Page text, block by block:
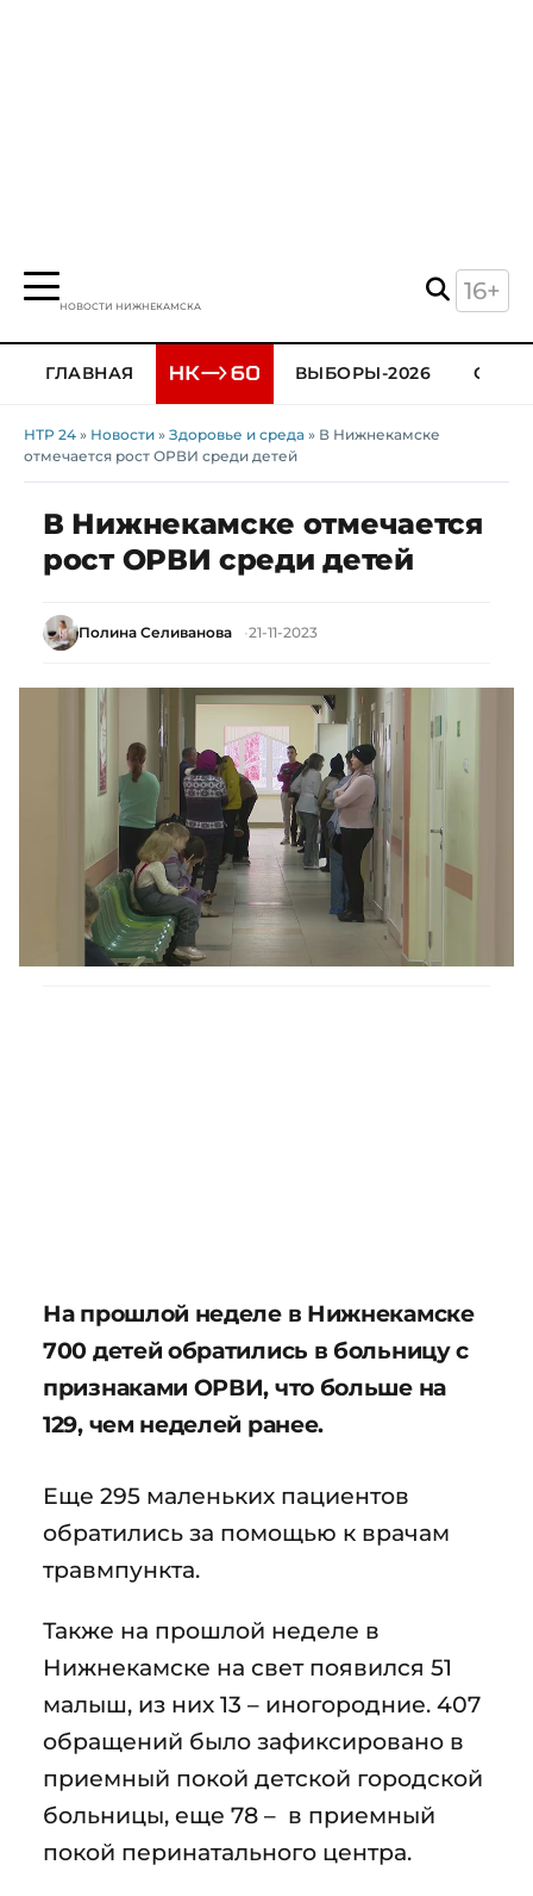
НОВОСТИ НИЖНЕКАМСКА
16+
ГЛАВНАЯ ВЫБОРЫ-2026
НТР 24 » Новости » Здоровье и среда » В Нижнекамске
отмечается рост ОРВИ среди детей
В Нижнекамске отмечается
рост ОРВИ среди детей
Полина Селиванова 21-11-2023
На прошлой неделе в Нижнекамске
700 детей обратились в больницу с
признаками ОРВИ, что больше на
129, чем неделей ранее.
Еще 295 маленьких пациентов
обратились за помощью к врачам
травмпункта.
Также на прошлой неделе в
Нижнекамске на свет появился 51
малыш, из них 13 – иногородние. 407
обращений было зафиксировано в
приемный покой детской городской
больницы, еще 78 – в приемный
покой перинатального центра.